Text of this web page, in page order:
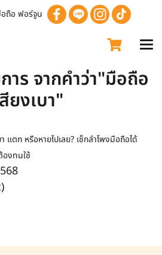
ถือ ฟอร์จูน
าร จากคำว่า"มือถือ
ยงเบา"
แตก หรือหายไปเลย? เช็กลำโพงมือถือได้
องทนใช้